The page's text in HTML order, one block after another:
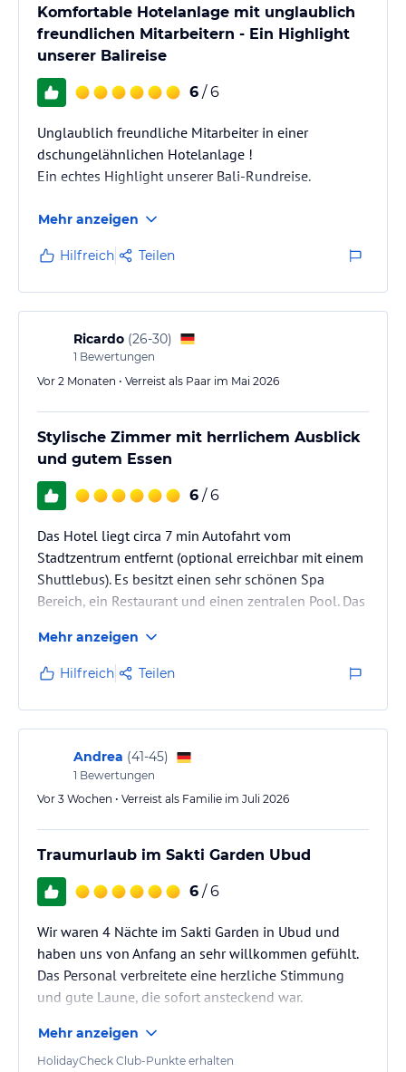
Komfortable Hotelanlage mit unglaublich
freundlichen Mitarbeitern - Ein Highlight
unserer Balireise
6 / 6
Unglaublich freundliche Mitarbeiter in einer
dschungelähnlichen Hotelanlage !
Ein echtes Highlight unserer Bali-Rundreise.
Mehr anzeigen
Hilfreich Teilen
Ricardo (26-30)
1 Bewertungen
Vor 2 Monaten • Verreist als Paar im Mai 2026
Stylische Zimmer mit herrlichem Ausblick
und gutem Essen
6 / 6
Das Hotel liegt circa 7 min Autofahrt vom
Stadtzentrum entfernt (optional erreichbar mit einem
Shuttlebus). Es besitzt einen sehr schönen Spa
Bereich, ein Restaurant und einen zentralen Pool. Das
weckt man befindet sich mitten im Dschungel. Die
Hotelräume sind sehr stylisch, groß, sauber und
bieten einen tollen Ausblick.
Mehr anzeigen
Hilfreich Teilen
Andrea (41-45)
1 Bewertungen
Vor 3 Wochen • Verreist als Familie im Juli 2026
Traumurlaub im Sakti Garden Ubud
6 / 6
Wir waren 4 Nächte im Sakti Garden in Ubud und
haben uns von Anfang an sehr willkommen gefühlt.
Das Personal verbreitete eine herzliche Stimmung
und gute Laune, die sofort ansteckend war.
Das Hotel selbst ist atemberaubend gestaltet – man
hat das Gefühl, direkt im Dschungel zu schlafen, aber
Mehr anzeigen
HolidayCheck Club-Punkte erhalten